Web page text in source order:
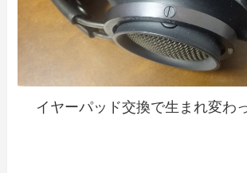
イヤーパッド交換で生まれ変わ